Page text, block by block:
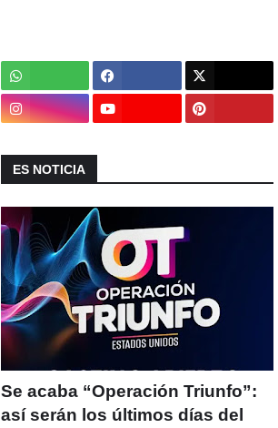
ES NOTICIA
Se acaba “Operación Triunfo”:
así serán los últimos días del